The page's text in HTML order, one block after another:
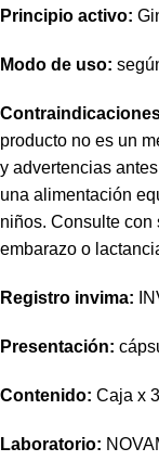
Principio activo:
Modo de uso:
producto no es un
y advertencias
una alimentación
niños. Consulte con
embarazo o
Registro invima:
Presentación:
Contenido: Caja x
Laboratorio: